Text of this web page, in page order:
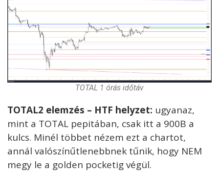
TOTAL 1 órás időtáv
TOTAL2 elemzés – HTF helyzet: ugyanaz,
mint a TOTAL pepitában, csak itt a 900B a
kulcs. Minél többet nézem ezt a chartot,
annál valószínűtlenebbnek tűnik, hogy NEM
megy le a golden pocketig végül.